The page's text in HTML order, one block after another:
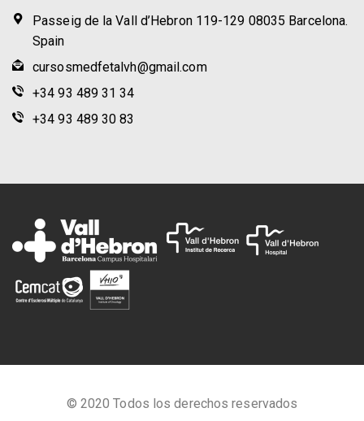
Passeig de la Vall d’Hebron 119-129 08035 Barcelona.
Spain
cursosmedfetalvh@gmail.com
+34 93 489 31 34
+34 93 489 30 83
© 2020 Todos los derechos reservados